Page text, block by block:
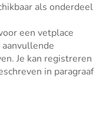
als onderdeel
een vetplace
Je kan registreren
in paragraaf